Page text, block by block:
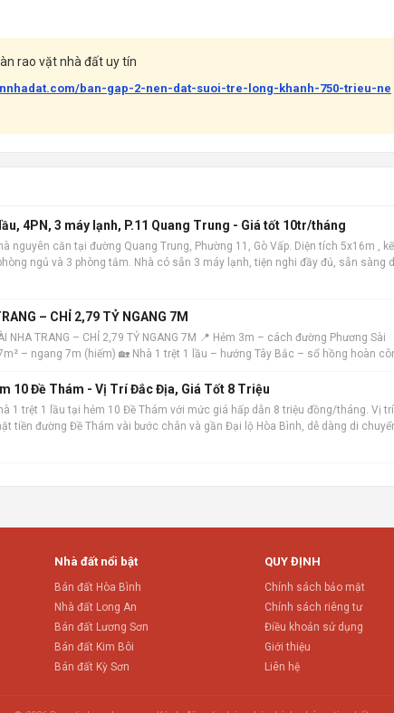
rao vặt nhà đất uy tín
ban-gap-2-nen-dat-suoi-tre-long-khanh-750-trieu-ne
4PN, 3 máy lạnh, P.11 Quang Trung - Giá tốt 10tr/tháng
nguyên căn tại đường Quang Trung, Phường 11, Gò Vấp. Diện tích 5x16m ,
ngủ và 3 phòng tắm. Nhà có sẵn 3 máy lạnh, tiện nghi đầy đủ, sẵn sàng
– CHỈ 2,79 TỶ NGANG 7M
NHA TRANG – CHỈ 2,79 TỶ NGANG 7M 📍 Hẻm 3m – cách đường Phương Sài
– ngang 7m (hiếm) 🏡 Nhà 1 trệt 1 lầu – hướng Tây Bắc – sổ hồng hoàn
10 Đề Thám - Vị Trí Đắc Địa, Giá Tốt 8 Triệu
1 trệt 1 lầu tại hẻm 10 Đề Thám với mức giá hấp dẫn 8 triệu đồng/tháng. Vị trí
tiền đường Đề Thám vài bước chân và gần Đại lộ Hòa Bình, dễ dàng di
Nhà đất nổi bật
Bán đất Hòa Bình
Nhà đất Long An
Bán đất Lương Sơn
Bán đất Kim Bôi
Bán đất Kỳ Sơn
QUY ĐỊNH
Chính sách bảo mật
Chính sách riêng tư
Điều khoản sử dụng
Giới thiệu
Liên hệ